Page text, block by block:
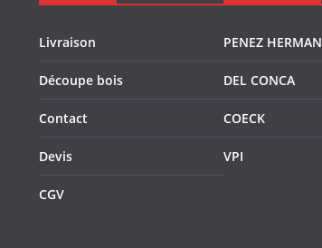
Livraison
Découpe bois
Contact
Devis
CGV
PENEZ HERMAN
DEL CONCA
COECK
VPI